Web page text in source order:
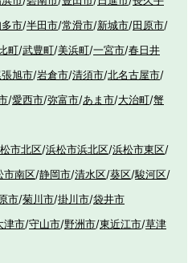
市/半田市/常滑市/新城市/田原市/
町/武豊町/美浜町/一宮市/春日井
張旭市/岩倉市/清須市/北名古屋市/
/愛西市/弥富市/あま市/大治町/蟹
市北区/浜松市浜北区/浜松市東区/
市南区/静岡市/清水区/葵区/駿河区/
市/菊川市/掛川市/袋井市
津市/守山市/野洲市/東近江市/草津